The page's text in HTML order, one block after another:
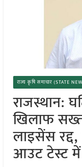
राज्य कृषि समाचार (STATE
राजस्थान:
खिलाफ
लाइसेंस
आउट टेस्ट में